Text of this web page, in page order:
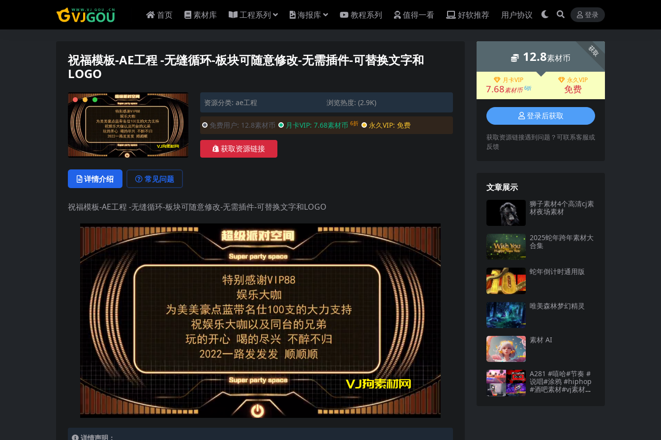
首页 素材库 工程系列 海报库 教程系列 值得一看 好软推荐 用户协议 登录
祝福模板-AE工程 -无缝循环-板块可随意修改-无需插件-可替换文字和
LOGO
资源分类: ae工程 浏览热度: (2.9K)
免费用户: 12.8素材币 月卡VIP: 7.68素材币 6折 永久VIP: 免费
获取资源链接
详情介绍 常见问题
祝福模板-AE工程 -无缝循环-板块可随意修改-无需插件-可替换文字和LOGO
详情声明：
获取
12.8素材币
月卡VIP
7.68素材币 6折
永久VIP
免费
登录后获取
获取资源链接遇到问题？可联系客服或
反馈
文章展示
狮子素材4个高清cj素
材夜场素材
2025蛇年跨年素材大
合集
蛇年倒计时通用版
唯美森林梦幻精灵
素材 AI
A281 #嘻哈#节奏 #
说唱#涂鸦 #hiphop
#酒吧素材#vj素材酒